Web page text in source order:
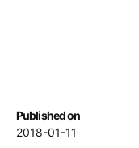
Published on
2018-01-11